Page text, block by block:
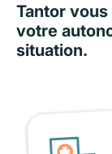
Tantor
votre
situation.